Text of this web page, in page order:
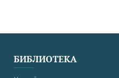
БИБЛИОТЕКА